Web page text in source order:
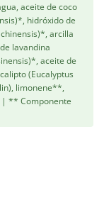
aceite de coco
hidróxido de
arcilla
lavandina
aceite de
(Eucalyptus
limonene**,
** Componente